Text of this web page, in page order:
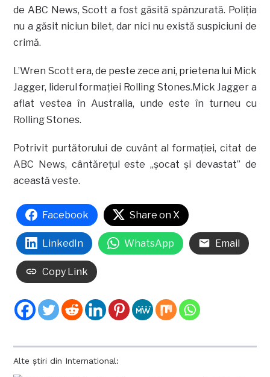
Alte știri din International:
de ABC News, Scott a fost găsită spânzurată. Poliţia
nu a găsit niciun bilet, dar nici nu există suspiciuni de
crimă.
L’Wren Scott era, de peste zece ani, prietena lui Mick
Jagger, liderul formaţiei Rolling Stones.Mick Jagger a
aflat vestea în Australia, unde este în turneu cu
Rolling Stones.
Potrivit purtătorului de cuvânt al formaţiei, citat de
ABC News, cântăreţul este „şocat şi devastat” de
această veste.
Facebook Share on X
LinkedIn WhatsApp Email
Copy Link